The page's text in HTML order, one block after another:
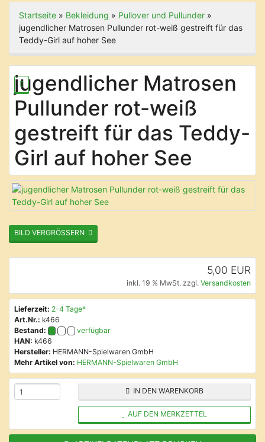
Startseite » Bekleidung » Pullover und Pullunder »
jugendlicher Matrosen Pullunder rot-weiß gestreift für das
Teddy-Girl auf hoher See
jugendlicher Matrosen
Pullunder rot-weiß
gestreift für das Teddy-
Girl auf hoher See
BILD VERGRÖSSERN
5,00 EUR
inkl. 19 % MwSt. zzgl. Versandkosten
Lieferzeit: 2-4 Tage*
Art.Nr.: k466
Bestand:
verfügbar
HAN: k466
Hersteller: HERMANN-Spielwaren GmbH
Mehr Artikel von: HERMANN-Spielwaren GmbH
IN DEN WARENKORB
AUF DEN MERKZETTEL